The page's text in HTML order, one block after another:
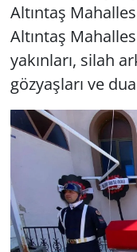
Altıntaş
Altıntaş
yakınları, silah
gözyaşları ve